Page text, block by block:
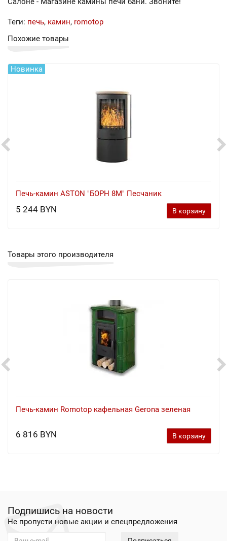
Теги: печь, камин, romotop
Похожие товары
Новинка
Печь-камин ASTON "БОРН 8М" Песчаник
5 244 BYN В корзину
Товары этого производителя
Печь-камин Romotop кафельная Gerona зеленая
6 816 BYN В корзину
Подпишись на новости
Не пропусти новые акции и спецпредложения